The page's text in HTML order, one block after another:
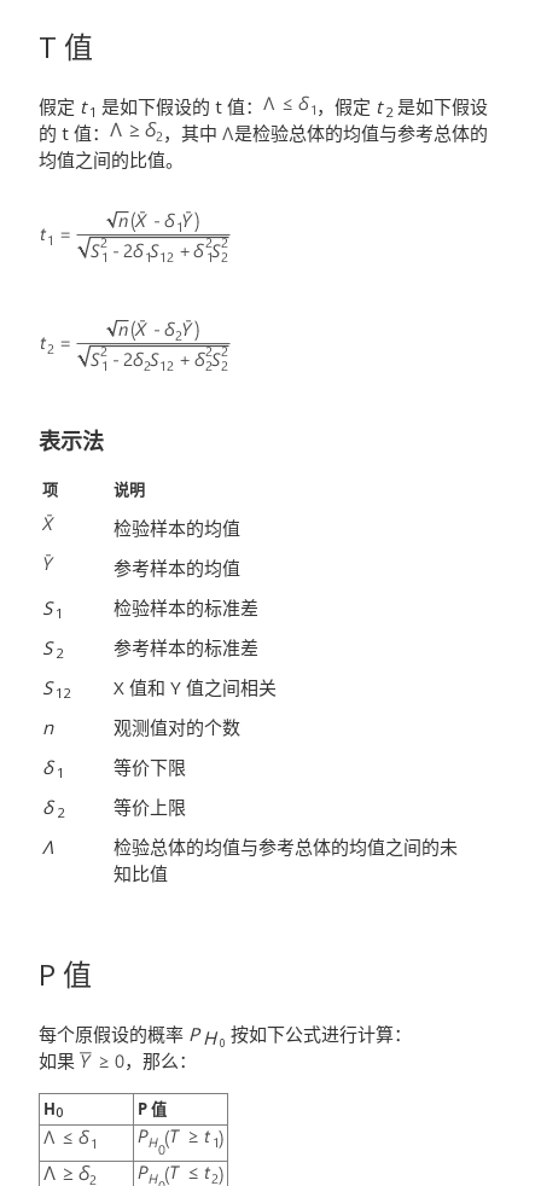
T 值
假定 t 1 是如下假设的 t 值： ，假定 t 2 是如下假设
的 t 值：
，其中
是检验总体的均值与参考总体的
均值之间的比值。
表示法
项 说明
检验样本的均值
参考样本的均值
S 1
检验样本的标准差
S 2
参考样本的标准差
S 12
X 值和 Y 值之间相关
n
观测值对的个数
δ 1
等价下限
δ 2
等价上限
Λ
检验总体的均值与参考总体的均值之间的未
知比值
P 值
每个原假设的概率 P H 0 按如下公式进行计算：
如果
，那么：
H0 P 值